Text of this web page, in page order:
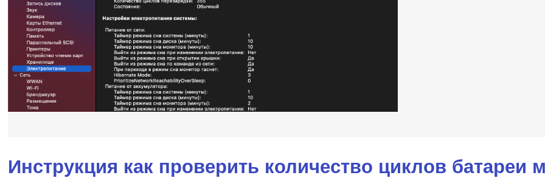
Инструкция как проверить количество циклов батареи